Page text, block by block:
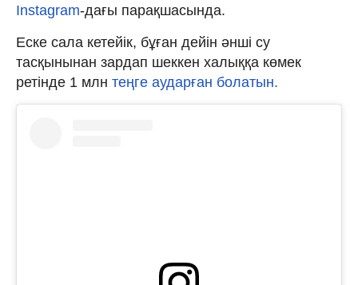
Instagram-дағы парақшасында.
Еске сала кетейік, бұған дейін әнші су
тасқынынан зардап шеккен халыққа көмек
ретінде 1 млн теңге аударған болатын.